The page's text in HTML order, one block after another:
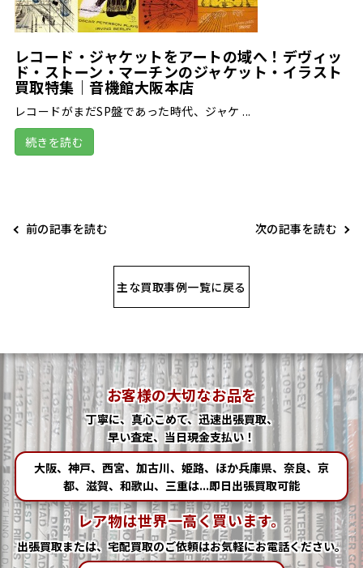
レコード・ジャケットをアートの域へ！デヴィッ
ド・ストーン・マーチンのジャケット・イラスト
買取特集｜音機館大阪本店
レコードがまだSP盤であった時代、ジャケ ...
続きを読む
前の記事を読む 次の記事を読む
主な買取事例一覧に戻る
お客様の大切なお品を
丁寧に、真心こめて、迅速出張買取、
早い査定、当日現金支払い！
大阪、神戸、西宮、加古川、姫路、ほか兵庫県、奈良、京
都、滋賀、和歌山、三重は...即日出張買取可能
レア物は世界一高く買います。
出張買取または、宅配買取のご依頼はお気軽にお電話ください。